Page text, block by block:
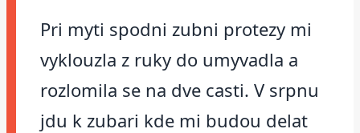
Pri myti spodni zubni protezy mi
vyklouzla z ruky do umyvadla a
rozlomila se na dve casti. V srpnu
jdu k zubari kde mi budou delat